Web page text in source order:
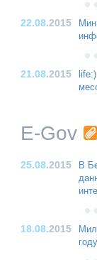
22.08.2015
21.08.2015
E-Gov
25.08.2015
В
18.08.2015